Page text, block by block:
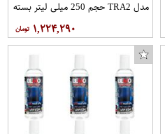
مدل TRA2 حجم 250 میلی لیتر بسته
۱,۲۲۴,۲۹۰